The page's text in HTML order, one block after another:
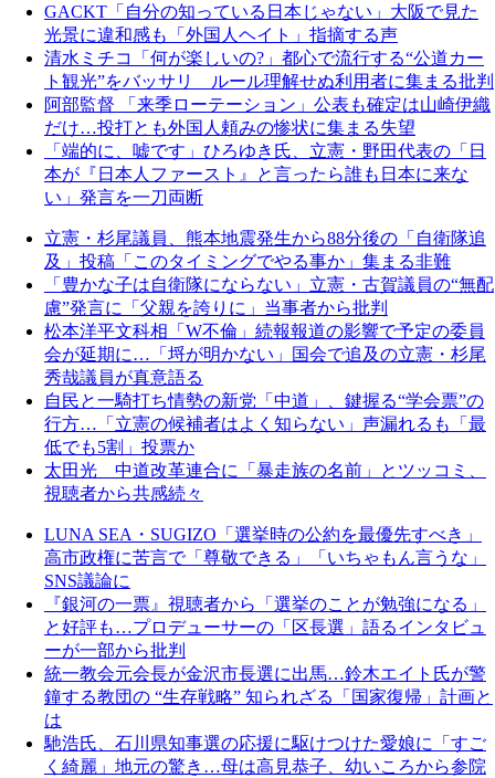
GACKT「自分の知っている日本じゃない」大阪で見た
光景に違和感も「外国人ヘイト」指摘する声
清水ミチコ「何が楽しいの?」都心で流行する“公道カー
ト観光”をバッサリ ルール理解せぬ利用者に集まる批判
阿部監督 「来季ローテーション」公表も確定は山崎伊織
だけ…投打とも外国人頼みの惨状に集まる失望
「端的に、嘘です」ひろゆき氏、立憲・野田代表の「日
本が『日本人ファースト』と言ったら誰も日本に来な
い」発言を一刀両断
立憲・杉尾議員、熊本地震発生から88分後の「自衛隊追
及」投稿「このタイミングでやる事か」集まる非難
「豊かな子は自衛隊にならない」立憲・古賀議員の“無配
慮”発言に「父親を誇りに」当事者から批判
松本洋平文科相「W不倫」続報報道の影響で予定の委員
会が延期に…「埒が明かない」国会で追及の立憲・杉尾
秀哉議員が真意語る
自民と一騎打ち情勢の新党「中道」、鍵握る“学会票”の
行方…「立憲の候補者はよく知らない」声漏れるも「最
低でも5割」投票か
太田光 中道改革連合に「暴走族の名前」とツッコミ、
視聴者から共感続々
LUNA SEA・SUGIZO「選挙時の公約を最優先すべき」
高市政権に苦言で「尊敬できる」「いちゃもん言うな」
SNS議論に
『銀河の一票』視聴者から「選挙のことが勉強になる」
と好評も…プロデューサーの「区長選」語るインタビュ
ーが一部から批判
統一教会元会長が金沢市長選に出馬…鈴木エイト氏が警
鐘する教団の “生存戦略” 知られざる「国家復帰」計画と
は
馳浩氏、石川県知事選の応援に駆けつけた愛娘に「すご
く綺麗」地元の驚き…母は高見恭子、幼いころから参院